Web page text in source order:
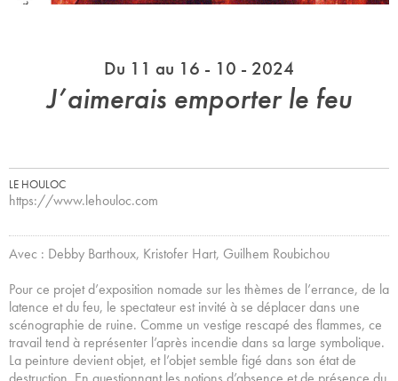
Du 11 au 16 - 10 - 2024
J’aimerais emporter le feu
LE HOULOC
https://www.lehouloc.com
Avec : Debby Barthoux, Kristofer Hart, Guilhem Roubichou
Pour ce projet d’exposition nomade sur les thèmes de l’errance, de la
latence et du feu, le spectateur est invité à se déplacer dans une
scénographie de ruine. Comme un vestige rescapé des flammes, ce
travail tend à représenter l’après incendie dans sa large symbolique.
La peinture devient objet, et l’objet semble figé dans son état de